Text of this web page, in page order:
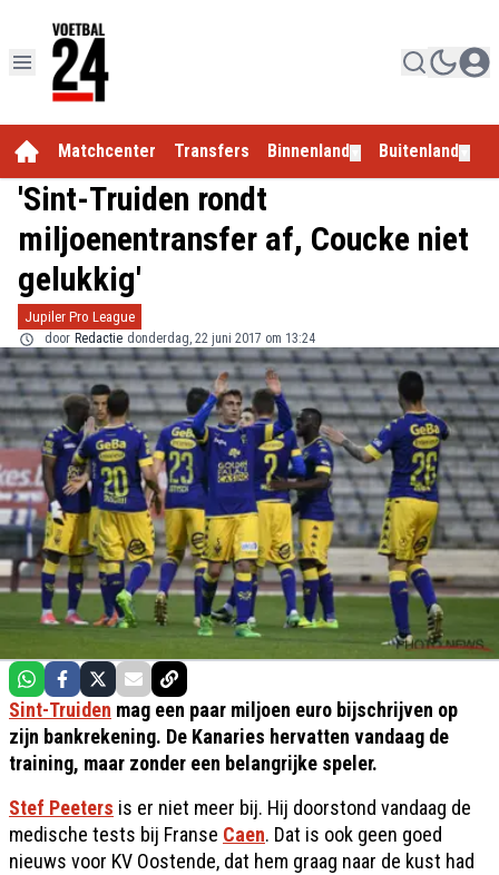
Matchcenter Transfers Binnenland Buitenland
'Sint-Truiden rondt
miljoenentransfer af, Coucke niet
gelukkig'
Jupiler Pro League
door Redactie donderdag, 22 juni 2017 om 13:24
Sint-Truiden mag een paar miljoen euro bijschrijven op
zijn bankrekening. De Kanaries hervatten vandaag de
training, maar zonder een belangrijke speler.
Stef Peeters is er niet meer bij. Hij doorstond vandaag de
medische tests bij Franse Caen. Dat is ook geen goed
nieuws voor KV Oostende, dat hem graag naar de kust had